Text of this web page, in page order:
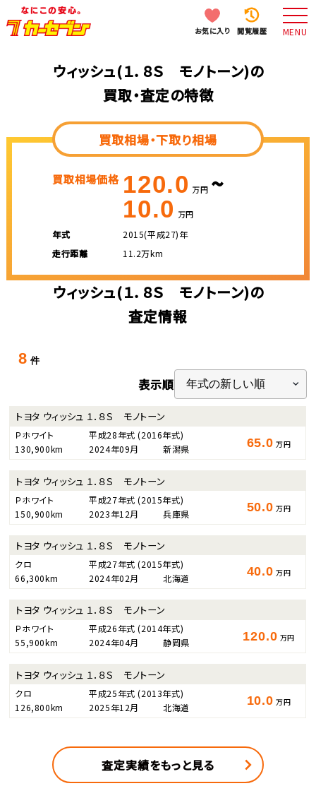
お気に入り 閲覧履歴 MENU
ウィッシュ(１．８Ｓ モノトーン)の
買取・査定の特徴
買取相場・下取り相場
買取相場価格 120.0 万円 ~
10.0 万円
年式
2015(平成27)年
走行距離
11.2万km
ウィッシュ(１．８Ｓ モノトーン)の
査定情報
8 件
表示順
トヨタ ウィッシュ １．８Ｓ モノトーン
Ｐホワイト 平成28年式(2016年式)
130,900km
2024年09月 新潟県 65.0 万円
トヨタ ウィッシュ １．８Ｓ モノトーン
Ｐホワイト 平成27年式(2015年式)
150,900km
2023年12月 兵庫県 50.0 万円
トヨタ ウィッシュ １．８Ｓ モノトーン
クロ 平成27年式(2015年式)
66,300km
2024年02月 北海道 40.0 万円
トヨタ ウィッシュ １．８Ｓ モノトーン
Ｐホワイト 平成26年式(2014年式)
55,900km
2024年04月 静岡県 120.0 万円
トヨタ ウィッシュ １．８Ｓ モノトーン
クロ 平成25年式(2013年式)
126,800km
2025年12月 北海道 10.0 万円
査定実績をもっと見る